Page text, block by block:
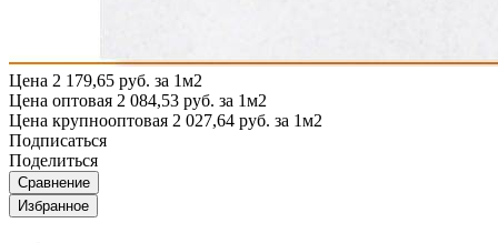
Цена 2 179,65 руб. за 1м2
Цена оптовая 2 084,53 руб. за 1м2
Цена крупнооптовая 2 027,64 руб. за 1м2
Подписаться
Поделиться
Сравнение
Избранное